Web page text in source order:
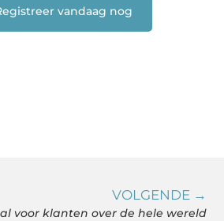
vandaag nog
VOLGENDE →
voor klanten over de hele wereld